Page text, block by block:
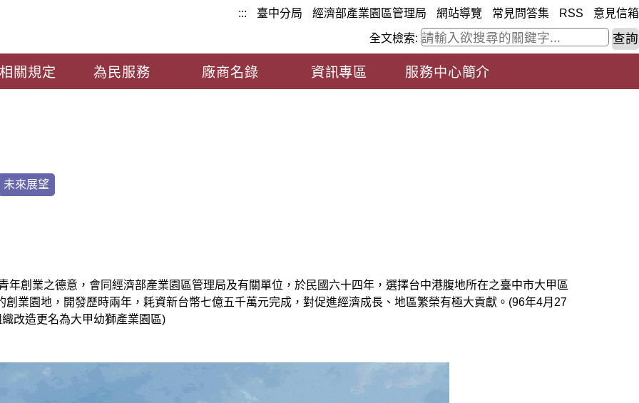
::: 臺中分局 經濟部產業園區管理局 網站導覽 常見問答集 RSS 意見信箱
全文檢索:
關規定 為民服務 廠商名錄 資訊專區 服務中心簡介
未來展望
年創業之德意，會同經濟部產業園區管理局及有關單位，於民國六十四年，選擇台中港腹地所在之臺中市大甲區
業園地，開發歷時兩年，耗資新台幣七億五千萬元完成，對促進經濟成長、地區繁榮有極大貢獻。(96年4月27
改造更名為大甲幼獅產業園區)